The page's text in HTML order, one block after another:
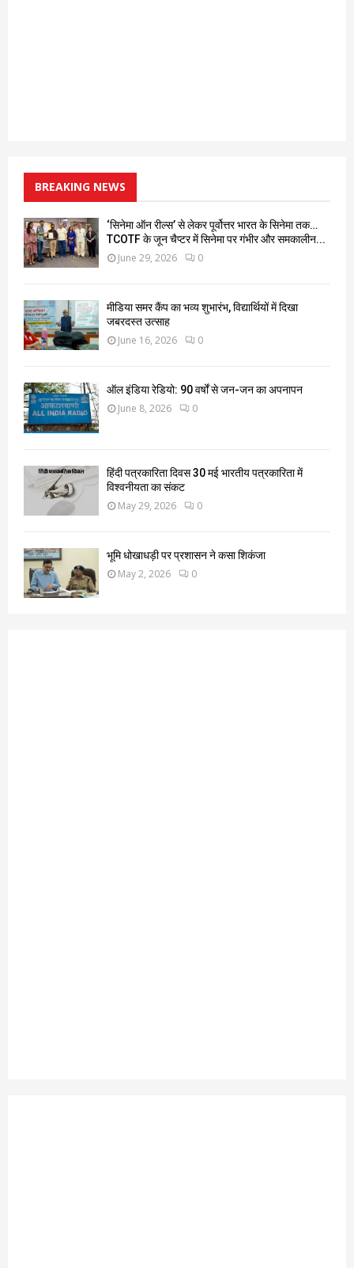
BREAKING NEWS
‘सिनेमा ऑन रील्स’ से लेकर पूर्वोत्तर भारत के सिनेमा तक…
TCOTF के जून चैप्टर में सिनेमा पर गंभीर और समकालीन...
June 29, 2026 0
मीडिया समर कैंप का भव्य शुभारंभ, विद्यार्थियों में दिखा
जबरदस्त उत्साह
June 16, 2026 0
ऑल इंडिया रेडियो: 90 वर्षों से जन-जन का अपनापन
June 8, 2026 0
हिंदी पत्रकारिता दिवस 30 मई भारतीय पत्रकारिता में
विश्वनीयता का संकट
May 29, 2026 0
भूमि धोखाधड़ी पर प्रशासन ने कसा शिकंजा
May 2, 2026 0